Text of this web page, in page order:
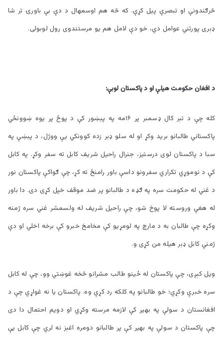
څرګندونې او تبصرې پيل کړې. که څه هم اوسمهال د دې بې باورۍ تر شا
ډېری پورتني عوامل دي، خو دې لامل هم یو مرستندوی رول لوبولی.
د افغان حکومت هیلې او د پاکستان لوبې:
کله چې د تېر کال ډسمبر پر ۱۶مه په پېښور کې د پوځ پر یوه ښوونځي
پاکستاني طالبانو برید وکړ او له سلو ډېر زده کوونکي يې ووژل، د پېښې په
سبا د پاکستان لوی درستیز، جنرال راحیل شریف کابل ته سفر وکړ. په کابل
کې د نوموړي تکراري سفرونو داسې باور رامنځ ته کړ، چې ګواکې پاکستان نور
د غني له حکومت سره په ګډه د طالبانو پر ضد موقف خپل کړی دی. دا باور
له هغې وروسته لا پوخ شو، چې راحيل شریف له ولسمشر غني سره ژمنه
وکړه چې طالبان به د مارچ په لومړیو کې مخامخ خبرو کې برخه اخلي او دې
ژمنې کابل ډېر هیله من کړی و.
ویل کېږی، چې پاکستان له ځینو طالب مشرانو څخه غوښتي وو، چې له کابل
سره خبرې وکړي؛ خو طالبانو په کلکه رد کړې وه. پاکستان یا نه غواړي چې د
افغانستان د سولې په بهیر کې لازمه مرسته وکړي او دویم احتمال دا دی
چې پاکستان د سولې په بهیر کې پر طالبانو دومره اغېز نه لري چې کابل يې